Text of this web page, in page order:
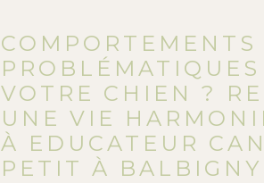
COMPORTEMENTS
VOTRE CHIEN ?
UNE VIE
À EDUCATEUR
PETIT À